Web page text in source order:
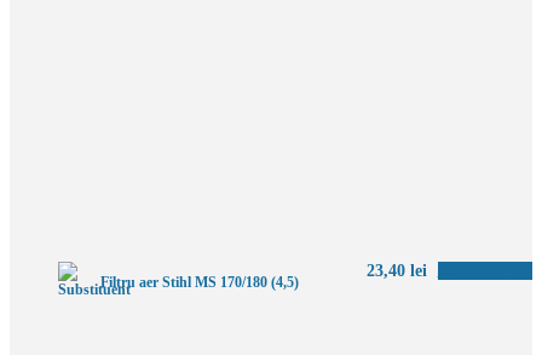
Filtru aer Stihl MS 170/180 (4,5)
23,40 lei